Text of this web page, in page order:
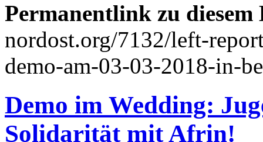
Permanentlink zu
nordost.org/7132/left-
demo-am-03-03-2018-in-
Demo im Wedding:
Solidarität mit Afrin!